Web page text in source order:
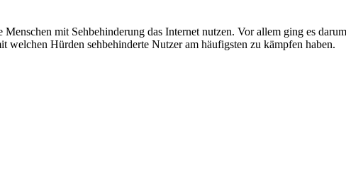
mit Sehbehinderung das Internet nutzen. Vor allem ging es
Hürden sehbehinderte Nutzer am häufigsten zu kämpfen haben.